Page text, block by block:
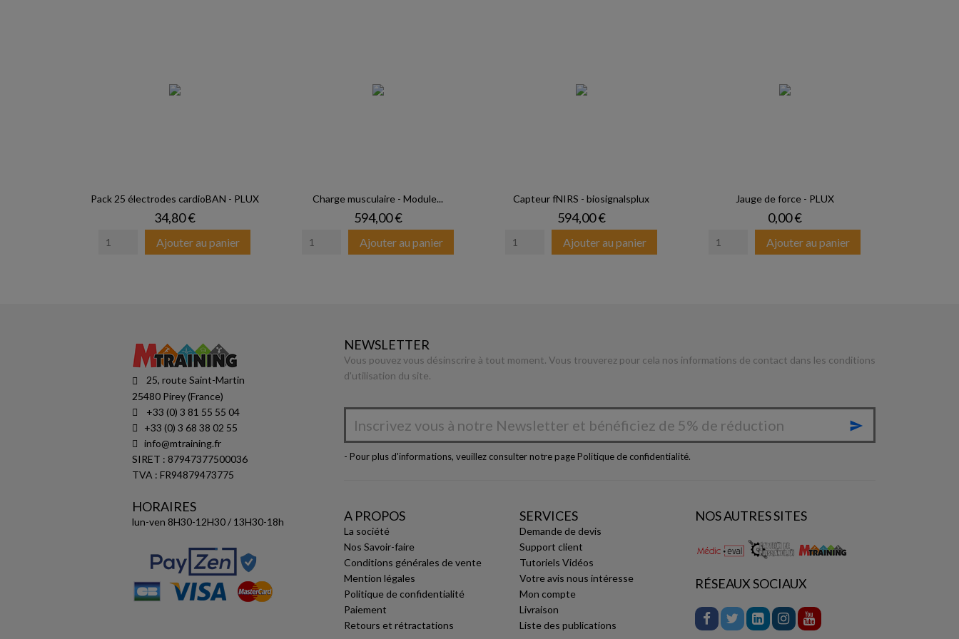
Pack 25 électrodes cardioBAN - PLUX
Prix
34,80 €
Ajouter au panier
Charge musculaire - Module...
Prix
594,00 €
Ajouter au panier
Capteur fNIRS - biosignalsplux
Prix
594,00 €
Ajouter au panier
Jauge de force - PLUX
Prix
0,00 €
Ajouter au panier
25, route Saint-Martin
25480 Pirey (France)
+33 (0) 3 81 55 55 04
+33 (0) 3 68 38 02 55
info@mtraining.fr
SIRET : 87947377500036
TVA : FR94879473775
HORAIRES
lun-ven 8H30-12H30 / 13H30-18h
NEWSLETTER
Vous pouvez vous désinscrire à tout moment. Vous trouverez pour cela nos informations de contact dans les conditions
d'utilisation du site.

- Pour plus d'informations, veuillez consulter notre page Politique de confidentialité.
A PROPOS
La société
Nos Savoir-faire
Conditions générales de vente
Mention légales
Politique de confidentialité
Paiement
Retours et rétractations
SERVICES
Demande de devis
Support client
Tutoriels Vidéos
Votre avis nous intéresse
Mon compte
Livraison
Liste des publications
NOS AUTRES SITES
RÉSEAUX SOCIAUX